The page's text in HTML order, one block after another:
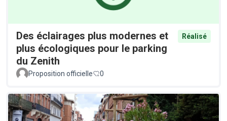
Des éclairages plus modernes et
plus écologiques pour le parking
du Zenith
Réalisé
Proposition officielle 0